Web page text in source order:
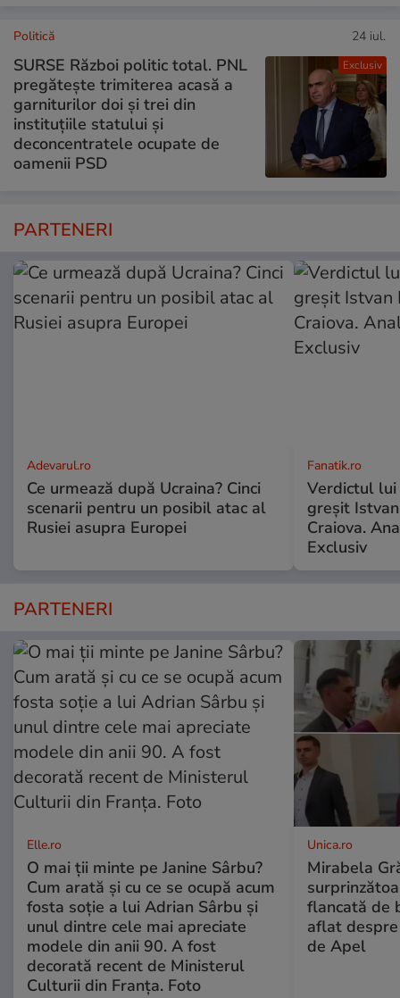
Exclusiv
Politică 24 iul.
SURSE Război politic total. PNL
pregătește trimiterea acasă a
garniturilor doi și trei din
instituțiile statului și
deconcentratele ocupate de
oamenii PSD
PARTENERI
Adevarul.ro
Ce urmează după Ucraina? Cinci
scenarii pentru un posibil atac al
Rusiei asupra Europei
Fanatik.ro
Verdictul lui
greșit
Craiova.
Exclusiv
PARTENERI
Elle.ro
O mai ții minte pe Janine Sârbu?
Cum arată și cu ce se ocupă acum
fosta soție a lui Adrian Sârbu și
unul dintre cele mai apreciate
modele din anii 90. A fost
decorată recent de Ministerul
Culturii din Franța. Foto
Unica.ro
Mirabela
flancată de
aflat
de Apel